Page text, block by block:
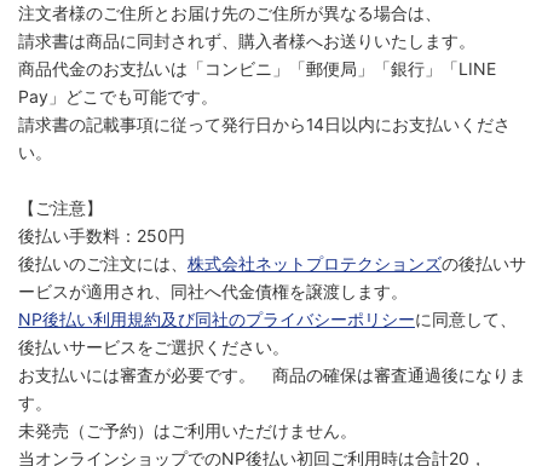
注文者様のご住所とお届け先のご住所が異なる場合は、
請求書は商品に同封されず、購入者様へお送りいたします。
商品代金のお支払いは「コンビニ」「郵便局」「銀行」「LINE
Pay」どこでも可能です。
請求書の記載事項に従って発行日から14日以内にお支払いくださ
い。
【ご注意】
後払い手数料：250円
後払いのご注文には、 株式会社ネットプロテクションズの後払いサ
ービスが適用され、同社へ代金債権を譲渡します。
NP後払い利用規約及び同社のプライバシーポリシーに同意して、
後払いサービスをご選択ください。
お支払いには審査が必要です。 商品の確保は審査通過後になりま
す。
未発売（ご予約）はご利用いただけません。
当オンラインショップでのNP後払い初回ご利用時は合計20，